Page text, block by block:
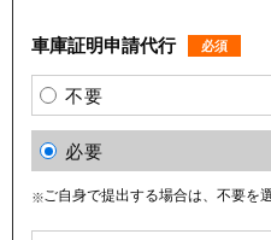
車庫証明申請代行 必須
不要
必要
ご自身で提出する場合は、不要を